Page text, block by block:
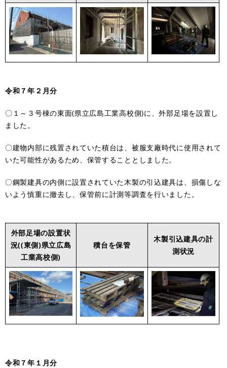
令和７年２月分
〇１～３号棟の東面(県立広島工業高校側)に、外部足場を設置し
ました。
〇建物内部に残置されていた積台は、被服支廠時代に使用されて
いた可能性があるため、保管することとしました。
〇鋼製建具の内側に設置されていた木製の引込建具は、損傷しな
いよう慎重に撤去し、保管前に計測等調査を行いました。
外部足場の設置状
況((東側)県立広島
工業高校側)
積台を保管
木製引込建具の計
測状況
令和７年１月分